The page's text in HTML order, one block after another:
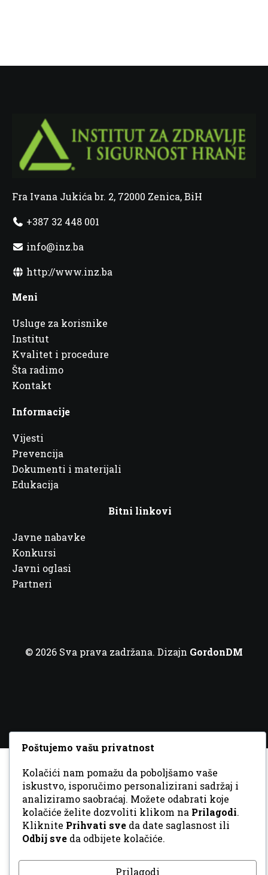
Fra Ivana Jukića br. 2, 72000 Zenica, BiH
+387 32 448 001
info@inz.ba
http://www.inz.ba
Meni
Usluge za korisnike
Institut
Kvalitet i procedure
Šta radimo
Kontakt
Informacije
Vijesti
Prevencija
Dokumenti i materijali
Edukacija
Bitni linkovi
Javne nabavke
Konkursi
Javni oglasi
Partneri
© 2026 Sva prava zadržana. Dizajn GordonDM
Poštujemo vašu privatnost
Kolačići nam pomažu da poboljšamo vaše
iskustvo, isporučimo personalizirani sadržaj i
analiziramo saobraćaj. Možete odabrati koje
kolačiće želite dozvoliti klikom na Prilagodi.
Kliknite Prihvati sve da date saglasnost ili
Odbij sve da odbijete kolačiće.
Prilagodi